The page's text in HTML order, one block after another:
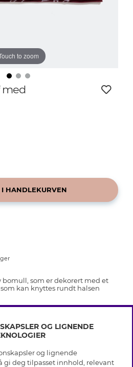
to zoom
med
I HANDLEKURVEN
bomull, som er dekorert med et
kan knyttes rundt halsen
INFO
OG LIGNENDE
og lignende
gi deg tilpasset innhold, relevant